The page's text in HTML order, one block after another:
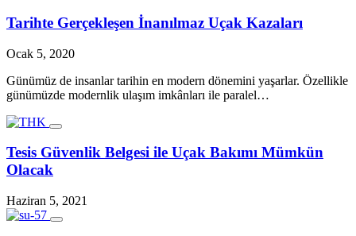
Tarihte Gerçekleşen İnanılmaz Uçak Kazaları
Ocak 5, 2020
Günümüz de insanlar tarihin en modern dönemini yaşarlar. Özellikle
günümüzde modernlik ulaşım imkânları ile paralel…
Tesis Güvenlik Belgesi ile Uçak Bakımı Mümkün
Olacak
Haziran 5, 2021